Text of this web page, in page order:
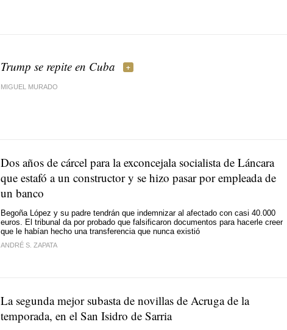
Trump se repite en Cuba
MIGUEL MURADO
Dos años de cárcel para la exconcejala socialista de Láncara
que estafó a un constructor y se hizo pasar por empleada de
un banco
Begoña López y su padre tendrán que indemnizar al afectado con casi 40.000
euros. El tribunal da por probado que falsificaron documentos para hacerle creer
que le habían hecho una transferencia que nunca existió
ANDRÉ S. ZAPATA
La segunda mejor subasta de novillas de Acruga de la
temporada, en el San Isidro de Sarria